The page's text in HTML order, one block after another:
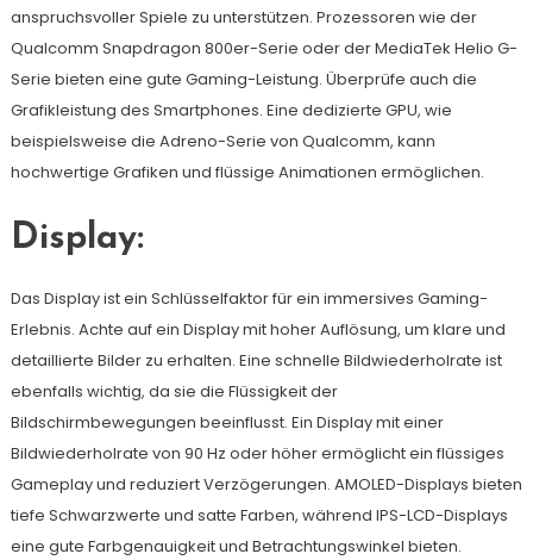
anspruchsvoller Spiele zu unterstützen. Prozessoren wie der
Qualcomm Snapdragon 800er-Serie oder der MediaTek Helio G-
Serie bieten eine gute Gaming-Leistung. Überprüfe auch die
Grafikleistung des Smartphones. Eine dedizierte GPU, wie
beispielsweise die Adreno-Serie von Qualcomm, kann
hochwertige Grafiken und flüssige Animationen ermöglichen.
Display:
Das Display ist ein Schlüsselfaktor für ein immersives Gaming-
Erlebnis. Achte auf ein Display mit hoher Auflösung, um klare und
detaillierte Bilder zu erhalten. Eine schnelle Bildwiederholrate ist
ebenfalls wichtig, da sie die Flüssigkeit der
Bildschirmbewegungen beeinflusst. Ein Display mit einer
Bildwiederholrate von 90 Hz oder höher ermöglicht ein flüssiges
Gameplay und reduziert Verzögerungen. AMOLED-Displays bieten
tiefe Schwarzwerte und satte Farben, während IPS-LCD-Displays
eine gute Farbgenauigkeit und Betrachtungswinkel bieten.